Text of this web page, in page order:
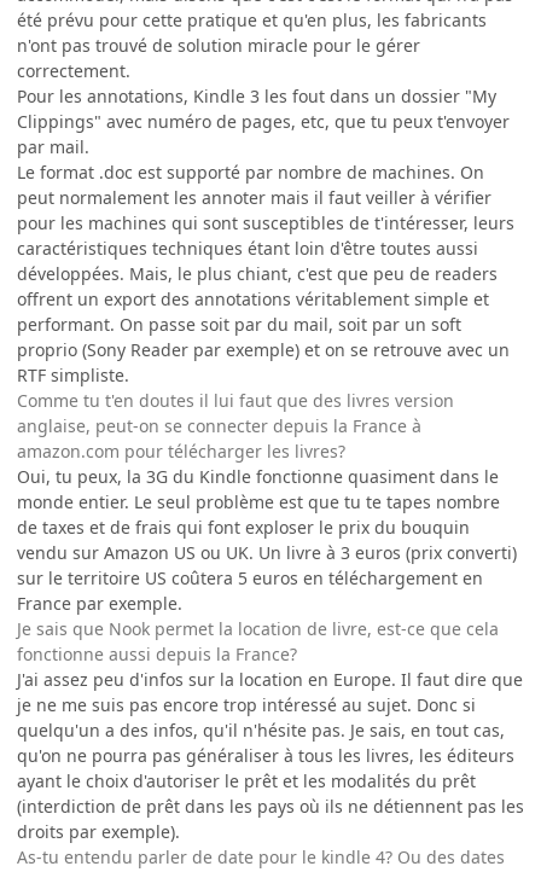
été prévu pour cette pratique et qu'en plus, les fabricants
n'ont pas trouvé de solution miracle pour le gérer
correctement.
Pour les annotations, Kindle 3 les fout dans un dossier "My
Clippings" avec numéro de pages, etc, que tu peux t'envoyer
par mail.
Le format .doc est supporté par nombre de machines. On
peut normalement les annoter mais il faut veiller à vérifier
pour les machines qui sont susceptibles de t'intéresser, leurs
caractéristiques techniques étant loin d'être toutes aussi
développées. Mais, le plus chiant, c'est que peu de readers
offrent un export des annotations véritablement simple et
performant. On passe soit par du mail, soit par un soft
proprio (Sony Reader par exemple) et on se retrouve avec un
RTF simpliste.
Comme tu t'en doutes il lui faut que des livres version
anglaise, peut-on se connecter depuis la France à
amazon.com pour télécharger les livres?
Oui, tu peux, la 3G du Kindle fonctionne quasiment dans le
monde entier. Le seul problème est que tu te tapes nombre
de taxes et de frais qui font exploser le prix du bouquin
vendu sur Amazon US ou UK. Un livre à 3 euros (prix converti)
sur le territoire US coûtera 5 euros en téléchargement en
France par exemple.
Je sais que Nook permet la location de livre, est-ce que cela
fonctionne aussi depuis la France?
J'ai assez peu d'infos sur la location en Europe. Il faut dire que
je ne me suis pas encore trop intéressé au sujet. Donc si
quelqu'un a des infos, qu'il n'hésite pas. Je sais, en tout cas,
qu'on ne pourra pas généraliser à tous les livres, les éditeurs
ayant le choix d'autoriser le prêt et les modalités du prêt
(interdiction de prêt dans les pays où ils ne détiennent pas les
droits par exemple).
As-tu entendu parler de date pour le kindle 4? Ou des dates